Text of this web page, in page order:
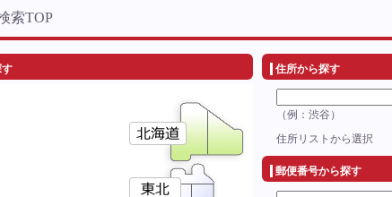
索TOP
住所から探す
（例：渋谷）
住所リストから選択
郵便番号から探す